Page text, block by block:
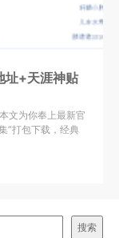
址+天涯神贴
文为你奉上最新官
”打包下载，经典
搜索